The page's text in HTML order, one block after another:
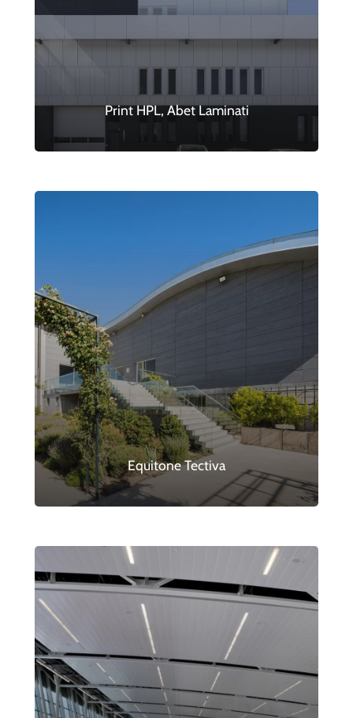
Print HPL, Abet Laminati
Equitone Tectiva